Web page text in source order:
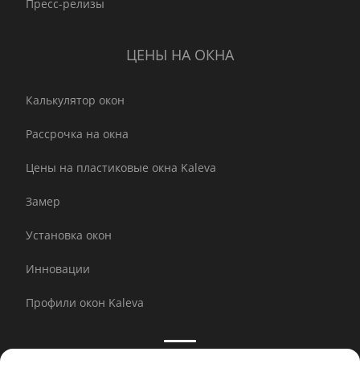
Пресс-релизы
ЦЕНЫ НА ОКНА
Калькулятор окон
Рассрочка на окна
Цены на пластиковые окна Kaleva
Замер
Установка окон
Инновации
Профили окон Kaleva
Принимаем к оплате: